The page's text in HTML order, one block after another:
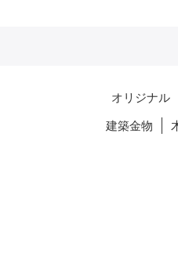
オリジナル
建築金物